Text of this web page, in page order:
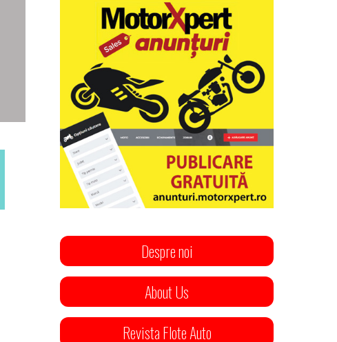
Despre noi
About Us
Revista Flote Auto